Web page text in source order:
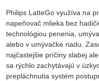
Philips LatteGo využíva na
napeňovač mlieka bez
technológiou penenia,
alebo v umývačke riadu.
najčastejšie príčiny slabej
sa rýchlo zachytávajú v
prepláchnutia systém